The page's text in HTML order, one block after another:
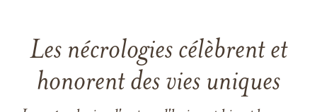
Les nécrologies célèbrent et
honorent des vies uniques